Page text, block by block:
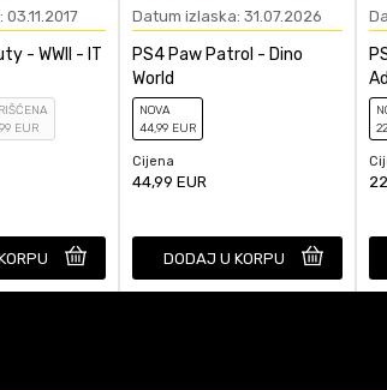
- WWII - IT
EUR
Datum izlaska: 31.07.2026
PS4 Paw Patrol - Dino
World
NOVA
44,99 EUR
Cijena
44,99 EUR
DODAJ U KORPU
22